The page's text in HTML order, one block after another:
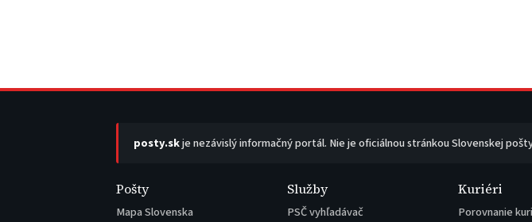
posty.skje nezávislý informačný portál. Nie je oficiálnou stránkou Slovenskej
Pošty
Mapa Slovenska
Služby
PSČ vyhľadávač
Kuriéri
Porovnanie